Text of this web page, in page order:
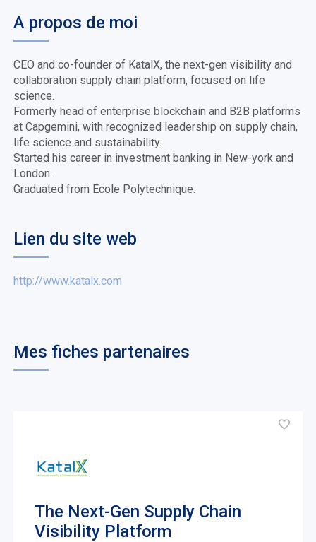
A propos de moi
CEO and co-founder of KatalX, the next-gen visibility and
collaboration supply chain platform, focused on life
science.
Formerly head of enterprise blockchain and B2B platforms
at Capgemini, with recognized leadership on supply chain,
life science and sustainability.
Started his career in investment banking in New-york and
London.
Graduated from Ecole Polytechnique.
Lien du site web
http://www.katalx.com
Mes fiches partenaires
The Next-Gen Supply Chain
Visibility Platform